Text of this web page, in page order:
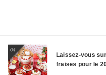
04
Laissez-vous
fraises pour le